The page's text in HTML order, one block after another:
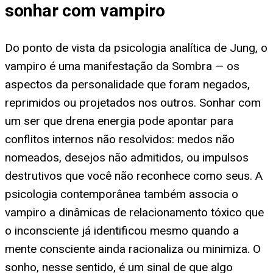
sonhar com vampiro
Do ponto de vista da psicologia analítica de Jung, o
vampiro é uma manifestação da Sombra — os
aspectos da personalidade que foram negados,
reprimidos ou projetados nos outros. Sonhar com
um ser que drena energia pode apontar para
conflitos internos não resolvidos: medos não
nomeados, desejos não admitidos, ou impulsos
destrutivos que você não reconhece como seus. A
psicologia contemporânea também associa o
vampiro a dinâmicas de relacionamento tóxico que
o inconsciente já identificou mesmo quando a
mente consciente ainda racionaliza ou minimiza. O
sonho, nesse sentido, é um sinal de que algo